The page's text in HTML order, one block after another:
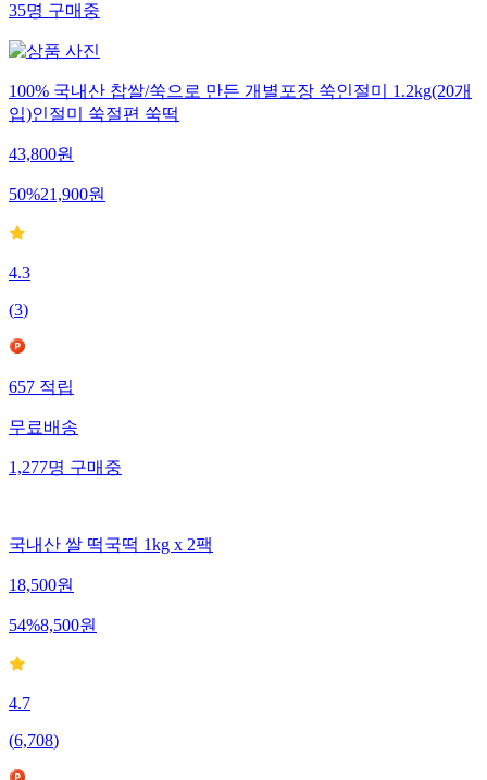
35명 구매중
100% 국내산 찹쌀/쑥으로 만든 개별포장 쑥인절미 1.2kg(20개
입)인절미 쑥절편 쑥떡
43,800원
50%21,900원
4.3
(3)
657 적립
무료배송
1,277명 구매중
국내산 쌀 떡국떡 1kg x 2팩
18,500원
54%8,500원
4.7
(6,708)